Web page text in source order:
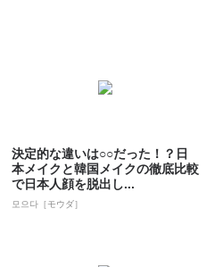
決定的な違いは○○だった！？日
本メイクと韓国メイクの徹底比較
で日本人顔を脱出し...
모으다［モウダ］